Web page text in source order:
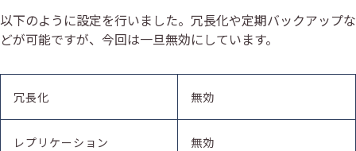
以下のように設定を行いました。冗長化や定期バックアップな
どが可能ですが、今回は一旦無効にしています。
冗長化 無効
レプリケーション 無効